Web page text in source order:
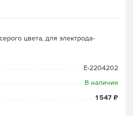
цвета, для электрода-
E-2204202
В наличии
1 547 ₽